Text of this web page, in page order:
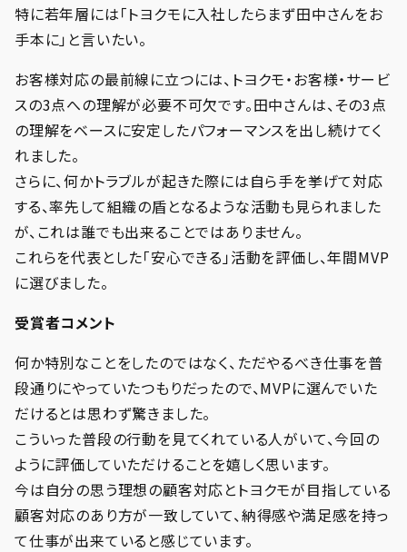
特に若年層には「トヨクモに入社したらまず田中さんをお
手本に」と言いたい。
お客様対応の最前線に立つには、トヨクモ・お客様・サービ
スの3点への理解が必要不可欠です。田中さんは、その3点
の理解をベースに安定したパフォーマンスを出し続けてく
れました。
さらに、何かトラブルが起きた際には自ら手を挙げて対応
する、率先して組織の盾となるような活動も見られました
が、これは誰でも出来ることではありません。
これらを代表とした「安心できる」活動を評価し、年間MVP
に選びました。
受賞者コメント
何か特別なことをしたのではなく、ただやるべき仕事を普
段通りにやっていたつもりだったので、MVPに選んでいた
だけるとは思わず驚きました。
こういった普段の行動を見てくれている人がいて、今回の
ように評価していただけることを嬉しく思います。
今は自分の思う理想の顧客対応とトヨクモが目指している
顧客対応のあり方が一致していて、納得感や満足感を持っ
て仕事が出来ていると感じています。